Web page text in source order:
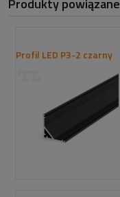
Profil LED P3-2 czarny